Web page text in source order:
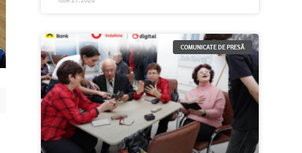
COMUNICATE DE PRESĂ